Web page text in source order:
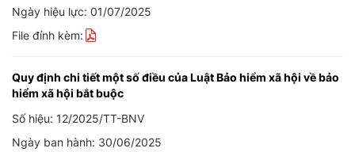
Ngày hiệu lực: 01/07/2025
File đính kèm:
Quy định chi tiết một số điều của Luật Bảo hiểm xã hội về bảo
hiểm xã hội bắt buộc
Số hiệu: 12/2025/TT-BNV
Ngày ban hành: 30/06/2025